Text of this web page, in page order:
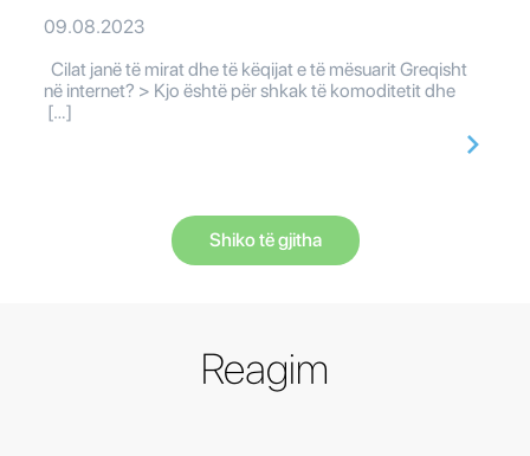
09.08.2023
Cilat janë të mirat dhe të këqijat e të mësuarit Greqisht
në internet? > Kjo është për shkak të komoditetit dhe
[…]
Shiko të gjitha
Reagim